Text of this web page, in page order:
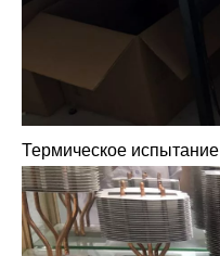
Термическое испытание